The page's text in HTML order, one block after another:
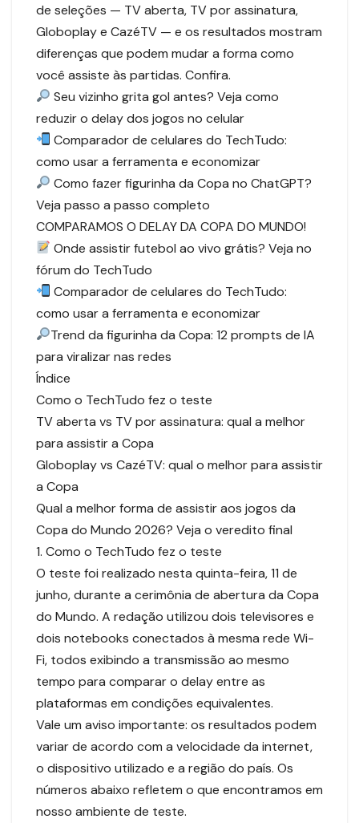
de seleções — TV aberta, TV por assinatura,
Globoplay e CazéTV — e os resultados mostram
diferenças que podem mudar a forma como
você assiste às partidas. Confira.
Seu vizinho grita gol antes? Veja como
reduzir o delay dos jogos no celular
Comparador de celulares do TechTudo:
como usar a ferramenta e economizar
Como fazer figurinha da Copa no ChatGPT?
Veja passo a passo completo
COMPARAMOS O DELAY DA COPA DO MUNDO!
Onde assistir futebol ao vivo grátis? Veja no
fórum do TechTudo
Comparador de celulares do TechTudo:
como usar a ferramenta e economizar
Trend da figurinha da Copa: 12 prompts de IA
para viralizar nas redes
Índice
Como o TechTudo fez o teste
TV aberta vs TV por assinatura: qual a melhor
para assistir a Copa
Globoplay vs CazéTV: qual o melhor para assistir
a Copa
Qual a melhor forma de assistir aos jogos da
Copa do Mundo 2026? Veja o veredito final
1. Como o TechTudo fez o teste
O teste foi realizado nesta quinta-feira, 11 de
junho, durante a cerimônia de abertura da Copa
do Mundo. A redação utilizou dois televisores e
dois notebooks conectados à mesma rede Wi-
Fi, todos exibindo a transmissão ao mesmo
tempo para comparar o delay entre as
plataformas em condições equivalentes.
Vale um aviso importante: os resultados podem
variar de acordo com a velocidade da internet,
o dispositivo utilizado e a região do país. Os
números abaixo refletem o que encontramos em
nosso ambiente de teste.